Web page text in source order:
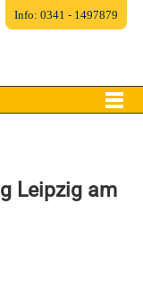
Leipzig am
Info: 0341 - 1497879